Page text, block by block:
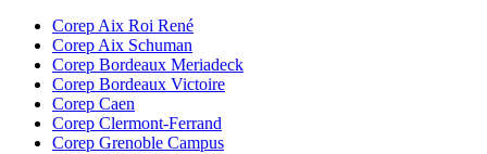
Corep Aix Roi René
Corep Aix Schuman
Corep Bordeaux Meriadeck
Corep Bordeaux Victoire
Corep Caen
Corep Clermont-Ferrand
Corep Grenoble Campus